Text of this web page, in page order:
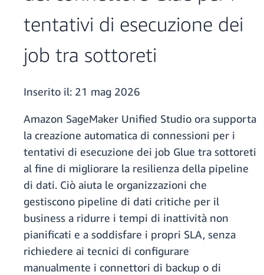
tentativi di esecuzione dei
job tra sottoreti
Inserito il: 21 mag 2026
Amazon SageMaker Unified Studio ora supporta
la creazione automatica di connessioni per i
tentativi di esecuzione dei job Glue tra sottoreti
al fine di migliorare la resilienza della pipeline
di dati. Ciò aiuta le organizzazioni che
gestiscono pipeline di dati critiche per il
business a ridurre i tempi di inattività non
pianificati e a soddisfare i propri SLA, senza
richiedere ai tecnici di configurare
manualmente i connettori di backup o di